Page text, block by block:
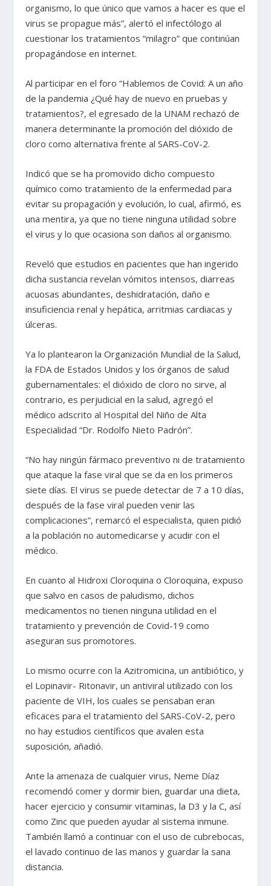
organismo, lo que único que vamos a hacer es que el
virus se propague más”, alertó el infectólogo al
cuestionar los tratamientos “milagro” que continúan
propagándose en internet.
Al participar en el foro “Hablemos de Covid: A un año
de la pandemia ¿Qué hay de nuevo en pruebas y
tratamientos?, el egresado de la UNAM rechazó de
manera determinante la promoción del dióxido de
cloro como alternativa frente al SARS-CoV-2.
Indicó que se ha promovido dicho compuesto
químico como tratamiento de la enfermedad para
evitar su propagación y evolución, lo cual, afirmó, es
una mentira, ya que no tiene ninguna utilidad sobre
el virus y lo que ocasiona son daños al organismo.
Reveló que estudios en pacientes que han ingerido
dicha sustancia revelan vómitos intensos, diarreas
acuosas abundantes, deshidratación, daño e
insuficiencia renal y hepática, arritmias cardiacas y
úlceras.
Ya lo plantearon la Organización Mundial de la Salud,
la FDA de Estados Unidos y los órganos de salud
gubernamentales: el dióxido de cloro no sirve, al
contrario, es perjudicial en la salud, agregó el
médico adscrito al Hospital del Niño de Alta
Especialidad “Dr. Rodolfo Nieto Padrón”.
“No hay ningún fármaco preventivo ni de tratamiento
que ataque la fase viral que se da en los primeros
siete días. El virus se puede detectar de 7 a 10 días,
después de la fase viral pueden venir las
complicaciones”, remarcó el especialista, quien pidió
a la población no automedicarse y acudir con el
médico.
En cuanto al Hidroxi Cloroquina o Cloroquina, expuso
que salvo en casos de paludismo, dichos
medicamentos no tienen ninguna utilidad en el
tratamiento y prevención de Covid-19 como
aseguran sus promotores.
Lo mismo ocurre con la Azitromicina, un antibiótico, y
el Lopinavir- Ritonavir, un antiviral utilizado con los
paciente de VIH, los cuales se pensaban eran
eficaces para el tratamiento del SARS-CoV-2, pero
no hay estudios científicos que avalen esta
suposición, añadió.
Ante la amenaza de cualquier virus, Neme Díaz
recomendó comer y dormir bien, guardar una dieta,
hacer ejercicio y consumir vitaminas, la D3 y la C, así
como Zinc que pueden ayudar al sistema inmune.
También llamó a continuar con el uso de cubrebocas,
el lavado continuo de las manos y guardar la sana
distancia.